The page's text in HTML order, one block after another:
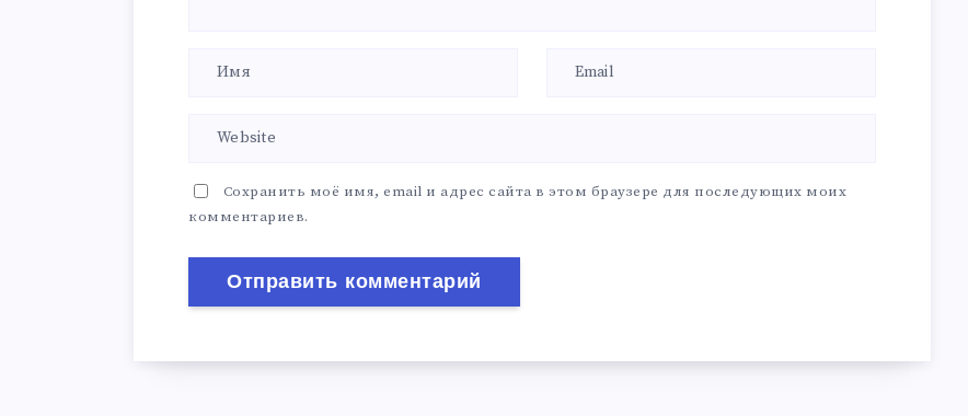
Сохранить моё имя, email и адрес сайта в этом браузере для последующих моих
комментариев.